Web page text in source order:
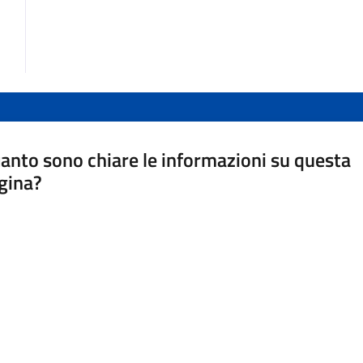
sono chiare le informazioni su questa